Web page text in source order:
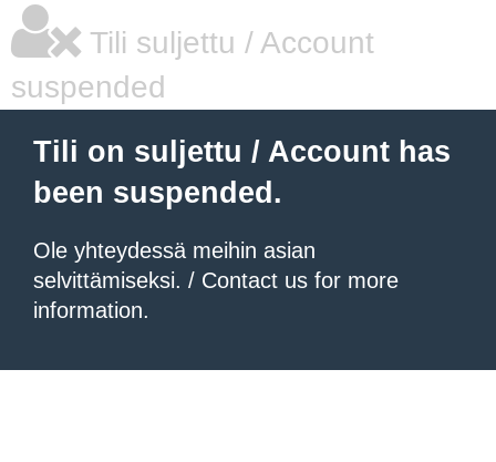
Tili suljettu / Account
suspended
Tili on suljettu / Account has
been suspended.
Ole yhteydessä meihin asian
selvittämiseksi. / Contact us for more
information.